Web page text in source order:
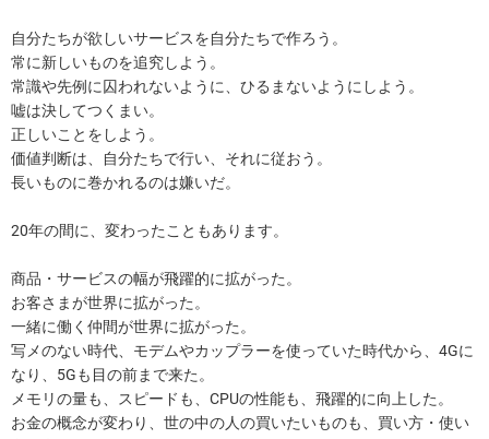
自分たちが欲しいサービスを自分たちで作ろう。
常に新しいものを追究しよう。
常識や先例に囚われないように、ひるまないようにしよう。
嘘は決してつくまい。
正しいことをしよう。
価値判断は、自分たちで行い、それに従おう。
長いものに巻かれるのは嫌いだ。
20年の間に、変わったこともあります。
商品・サービスの幅が飛躍的に拡がった。
お客さまが世界に拡がった。
一緒に働く仲間が世界に拡がった。
写メのない時代、モデムやカップラーを使っていた時代から、4Gに
なり、5Gも目の前まで来た。
メモリの量も、スピードも、CPUの性能も、飛躍的に向上した。
お金の概念が変わり、世の中の人の買いたいものも、買い方・使い